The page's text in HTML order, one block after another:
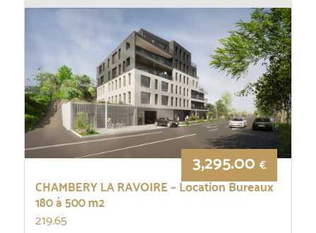
CHAMBERY LA RAVOIRE – Location Bureaux
180 à 500 m2
3,295.00€
219.65